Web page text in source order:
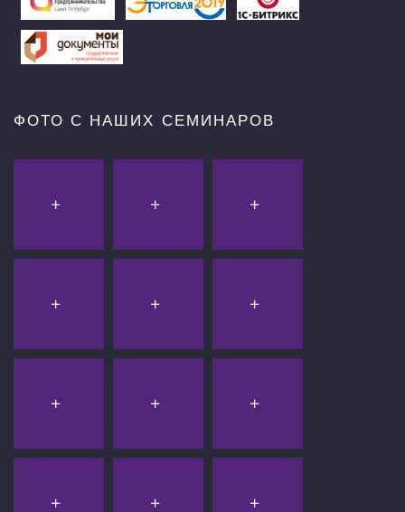
ФОТО С НАШИХ СЕМИНАРОВ